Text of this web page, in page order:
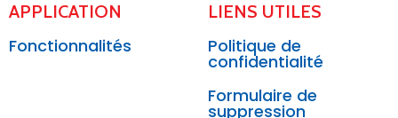
APPLICATION
Fonctionnalités
LIENS UTILES
Politique de
confidentialité
Formulaire de
suppression